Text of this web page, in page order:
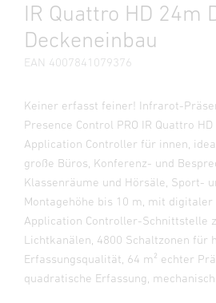
IR Quattro HD 24m
Deckeneinbau
EAN 4007841079376
Keiner erfasst feiner! Infrarot-
Presence Control PRO IR Quattro HD
Application Controller für innen,
große Büros, Konferenz- und
Klassenräume und Hörsäle, Sport-
Montagehöhe bis 10 m, mit digitaler
Application Controller-Schnittstelle
Lichtkanälen, 4800 Schaltzonen für
Erfassungsqualität, 64 m² echter
quadratische Erfassung,